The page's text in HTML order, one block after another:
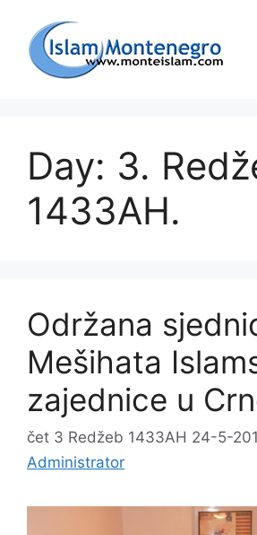
sadržaj
Day: 3.
1433AH.
Održana
Mešihata
zajednice u
čet 3 Redžeb 1433AH 24-5-
Administrator